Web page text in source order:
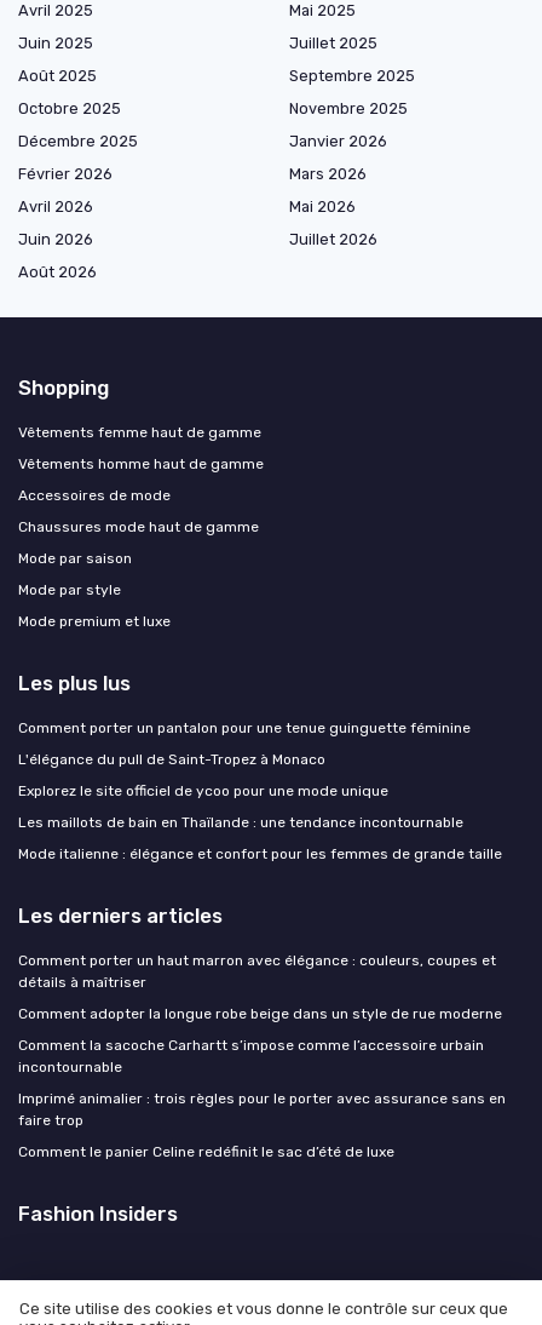
Avril 2025
Mai 2025
Juin 2025
Juillet 2025
Août 2025
Septembre 2025
Octobre 2025
Novembre 2025
Décembre 2025
Janvier 2026
Février 2026
Mars 2026
Avril 2026
Mai 2026
Juin 2026
Juillet 2026
Août 2026
Shopping
Vêtements femme haut de gamme
Vêtements homme haut de gamme
Accessoires de mode
Chaussures mode haut de gamme
Mode par saison
Mode par style
Mode premium et luxe
Les plus lus
Comment porter un pantalon pour une tenue guinguette féminine
L'élégance du pull de Saint-Tropez à Monaco
Explorez le site officiel de ycoo pour une mode unique
Les maillots de bain en Thaïlande : une tendance incontournable
Mode italienne : élégance et confort pour les femmes de grande taille
Les derniers articles
Comment porter un haut marron avec élégance : couleurs, coupes et
détails à maîtriser
Comment adopter la longue robe beige dans un style de rue moderne
Comment la sacoche Carhartt s’impose comme l’accessoire urbain
incontournable
Imprimé animalier : trois règles pour le porter avec assurance sans en
faire trop
Comment le panier Celine redéfinit le sac d’été de luxe
Fashion Insiders
Ce site utilise des cookies et vous donne le contrôle sur ceux que